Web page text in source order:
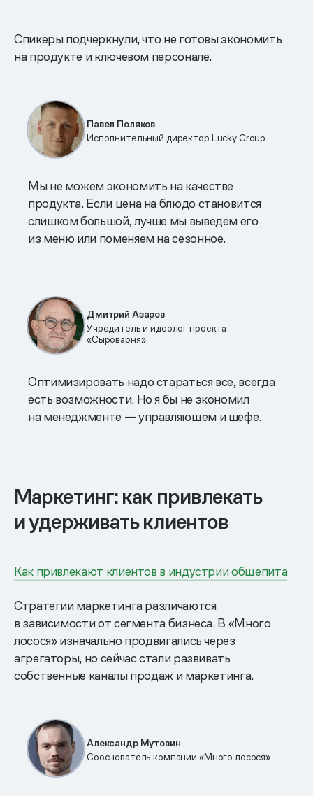
Спикеры подчеркнули, что не готовы экономить
на продукте и ключевом персонале.
Павел Поляков
Исполнительный директор Lucky Group
Мы не можем экономить на качестве
продукта. Если цена на блюдо становится
слишком большой, лучше мы выведем его
из меню или поменяем на сезонное.
Дмитрий Азаров
Учредитель и идеолог проекта
«Сыроварня»
Оптимизировать надо стараться все, всегда
есть возможности. Но я бы не экономил
на менеджменте — управляющем и шефе.
Маркетинг: как привлекать
и удерживать клиентов
Как привлекают клиентов в индустрии общепита
Стратегии маркетинга различаются
в зависимости от сегмента бизнеса. В «Много
лосося» изначально продвигались через
агрегаторы, но сейчас стали развивать
собственные каналы продаж и маркетинга.
Александр Мутовин
Сооснователь компании «Много лосося»